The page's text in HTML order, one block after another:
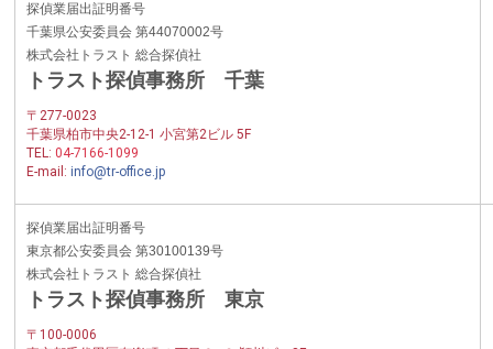
探偵業届出証明番号
千葉県公安委員会 第44070002号
株式会社トラスト 総合探偵社
トラスト探偵事務所 千葉
〒277-0023
千葉県柏市中央2-12-1 小宮第2ビル 5F
TEL:04-7166-1099
E-mail:info@tr-office.jp
探偵業届出証明番号
東京都公安委員会 第30100139号
株式会社トラスト 総合探偵社
トラスト探偵事務所 東京
〒100-0006